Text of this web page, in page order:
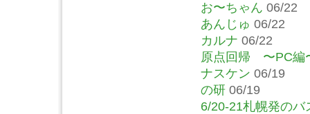
お〜ちゃん 06/22
あんじゅ 06/22
カルナ 06/22
原点回帰 〜PC編
ナスケン 06/19
の研 06/19
6/20-21札幌発の